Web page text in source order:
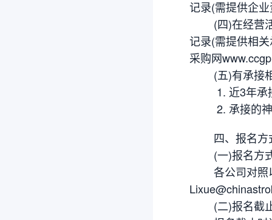
记录(需提供企
(四)在经营活
记录(需提供相
采购网
(五)有承接相
1. 近3年承接
2. 承接的神
四、报名方
(一)报名方
各公司对照以
(二)报名截